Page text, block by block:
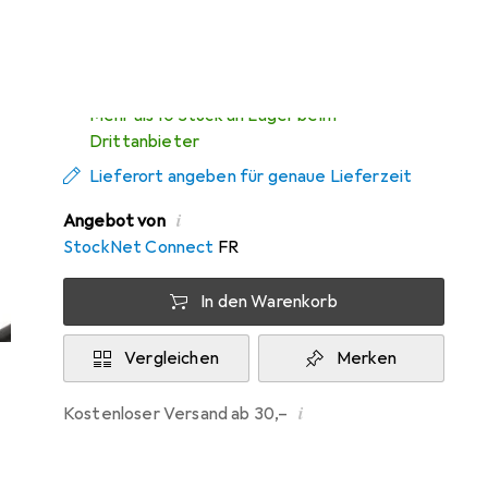
Mehr als 10 Stück an Lager beim
Drittanbieter
Lieferort angeben für genaue Lieferzeit
Angebot von i
StockNet Connect FR
In den Warenkorb
Vergleichen Merken
Kostenloser Versand ab 30,– i